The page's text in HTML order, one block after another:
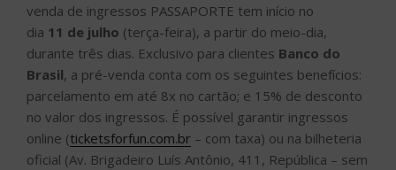
venda de ingressos PASSAPORTE tem início no
dia 11 de julho (terça-feira), a partir do meio-dia,
durante três dias. Exclusivo para clientes Banco do
Brasil, a pré-venda conta com os seguintes benefícios:
parcelamento em até 8x no cartão; e 15% de desconto
no valor dos ingressos. É possível garantir ingressos
online (ticketsforfun.com.br – com taxa) ou na bilheteria
oficial (Av. Brigadeiro Luís Antônio, 411, República – sem